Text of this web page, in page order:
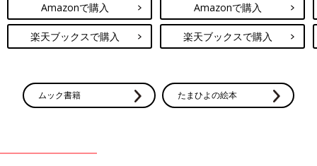
電子レンジについて
●電子レンジは600Wが基準です。電子レンジが600W以外のワッ
時間で加熱し、様子を見ながら加熱時間を調節しましょう。
●電子レンジで液体を加熱するとき、沸点に達していても沸騰し
す(＝突沸現象)。やけどの原因になりますので、ご注意くださ
Amazonで購入
楽天ブックスで購入
Amazonで購入
楽天ブックスで購入
ムック書籍 たまひよの絵本